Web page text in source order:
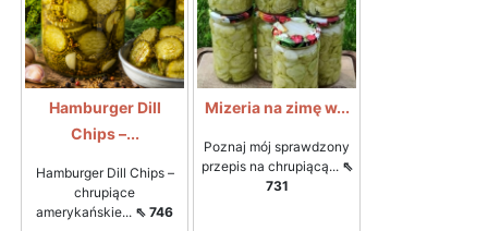
Hamburger Dill
Chips –...
Hamburger Dill Chips –
chrupiące
amerykańskie... ⇖ 746
Mizeria na zimę w...
Poznaj mój sprawdzony
przepis na chrupiącą... ⇖
731